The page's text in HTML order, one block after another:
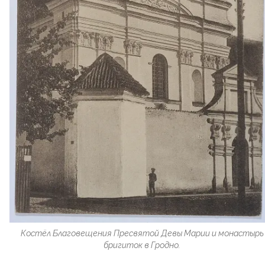
Костёл Благовещения Пресвятой Девы Марии и монастырь
бригиток в Гродно.